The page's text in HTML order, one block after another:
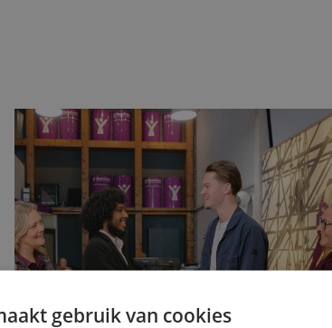
gebruik van cookies